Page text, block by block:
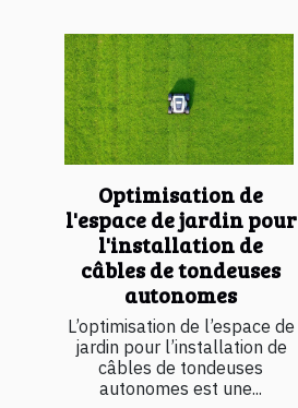
Optimisation de
l'espace de jardin pour
l'installation de
câbles de tondeuses
autonomes
L’optimisation de l’espace de
jardin pour l’installation de
câbles de tondeuses
autonomes est une...